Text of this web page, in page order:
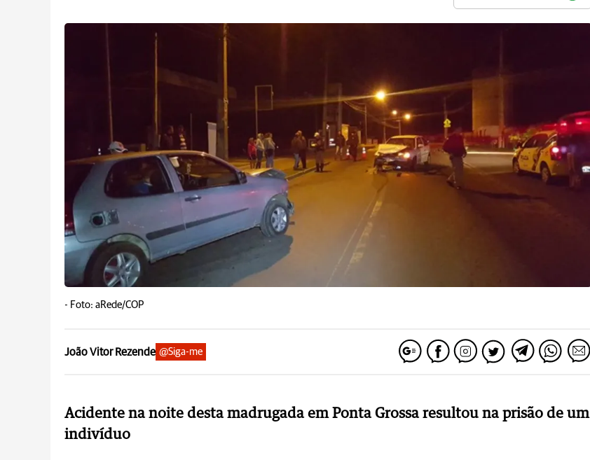
- Foto: aRede/COP
João Vitor Rezende @Siga-me
Acidente na noite desta madrugada em Ponta Grossa resultou na prisão de um
indivíduo